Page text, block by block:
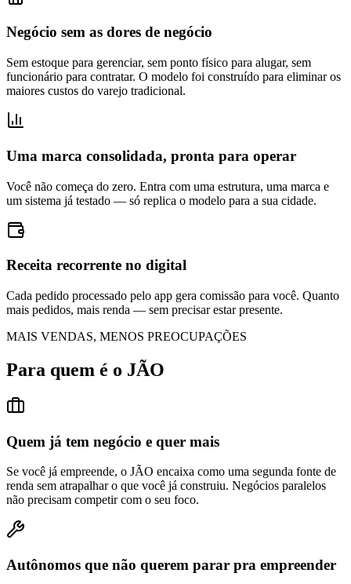
Negócio sem as dores de negócio
Sem estoque para gerenciar, sem ponto físico para alugar, sem
funcionário para contratar. O modelo foi construído para eliminar os
maiores custos do varejo tradicional.
Uma marca consolidada, pronta para operar
Você não começa do zero. Entra com uma estrutura, uma marca e
um sistema já testado — só replica o modelo para a sua cidade.
Receita recorrente no digital
Cada pedido processado pelo app gera comissão para você. Quanto
mais pedidos, mais renda — sem precisar estar presente.
MAIS VENDAS, MENOS PREOCUPAÇÕES
Para quem é o JÃO
Quem já tem negócio e quer mais
Se você já empreende, o JÃO encaixa como uma segunda fonte de
renda sem atrapalhar o que você já construiu. Negócios paralelos
não precisam competir com o seu foco.
Autônomos que não querem parar pra empreender